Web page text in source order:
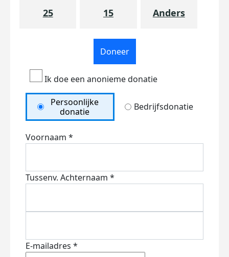
25 15 Anders
Doneer
Ik doe een anonieme donatie
Persoonlijke
donatie
Bedrijfsdonatie
Voornaam *
Tussenv. Achternaam *
E-mailadres *